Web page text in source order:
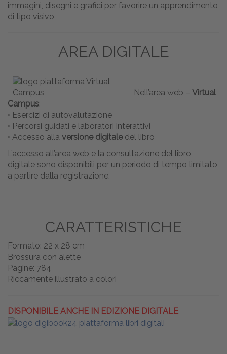
immagini, disegni e grafici per favorire un apprendimento
di tipo visivo
AREA DIGITALE
Nell’area web – Virtual
Campus:
• Esercizi di autovalutazione
• Percorsi guidati e laboratori interattivi
• Accesso alla versione digitaledel libro
L’accesso all’area web e la consultazione del libro
digitale sono disponibili per un periodo di tempo limitato
a partire dalla registrazione.
CARATTERISTICHE
Formato: 22 x 28 cm
Brossura con alette
Pagine: 784
Riccamente illustrato a colori
DISPONIBILE ANCHE IN EDIZIONE DIGITALE